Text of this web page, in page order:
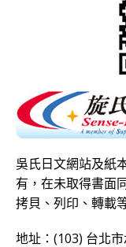
吳氏日文網站及紙
有，在未取得書面
拷貝、列印、轉載
地址：(103) 台北